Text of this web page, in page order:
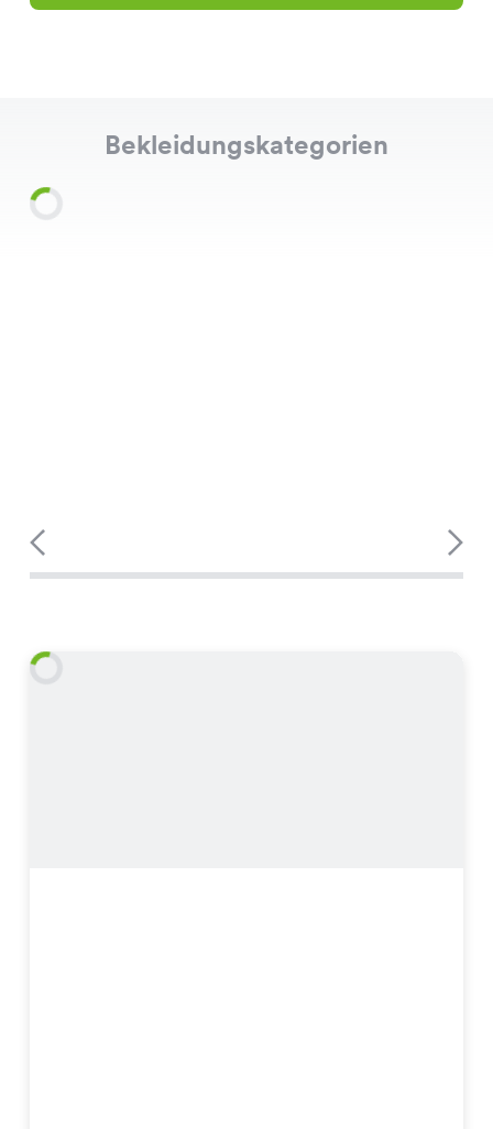
Bekleidungskategorien